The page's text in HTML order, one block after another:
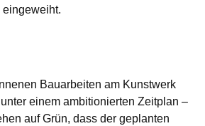
Bauarbeiten am Kunstwerk
einem ambitionierten Zeitplan –
auf Grün, dass der geplanten